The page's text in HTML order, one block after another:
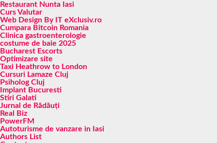
Restaurant Nunta Iasi
Curs Valutar
Web Design By IT eXclusiv.ro
Cumpara Bitcoin Romania
Clinica gastroenterologie
costume de baie 2025
Bucharest Escorts
Optimizare site
Taxi Heathrow to London
Cursuri Lamaze Cluj
Psiholog Cluj
Implant Bucuresti
Stiri Galati
Jurnal de Rădăuți
Real Biz
PowerFM
Autoturisme de vanzare in Iasi
Authors List